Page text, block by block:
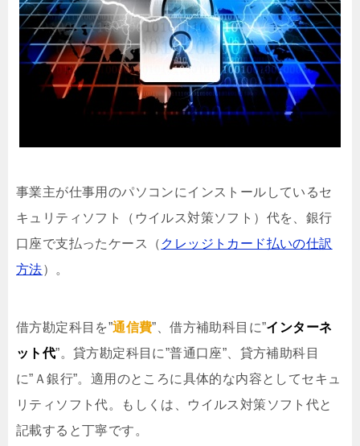
事業主が仕事用のパソコンにインストールしているセ
キュリティソフト（ウイルス対策ソフト）代を、銀行
口座で支払ったケース（ クレッジトカード払いの仕訳
方法）。
借方勘定科目を”通信費”、借方補助科目に”インターネ
ット代”。貸方勘定科目に”普通口座”、貸方補助科目
に”Ａ銀行”。適用のところに具体的な内容としてセキュ
リティソフト代。もしくは、ウイルス対策ソフト代と
記載すると丁寧です。